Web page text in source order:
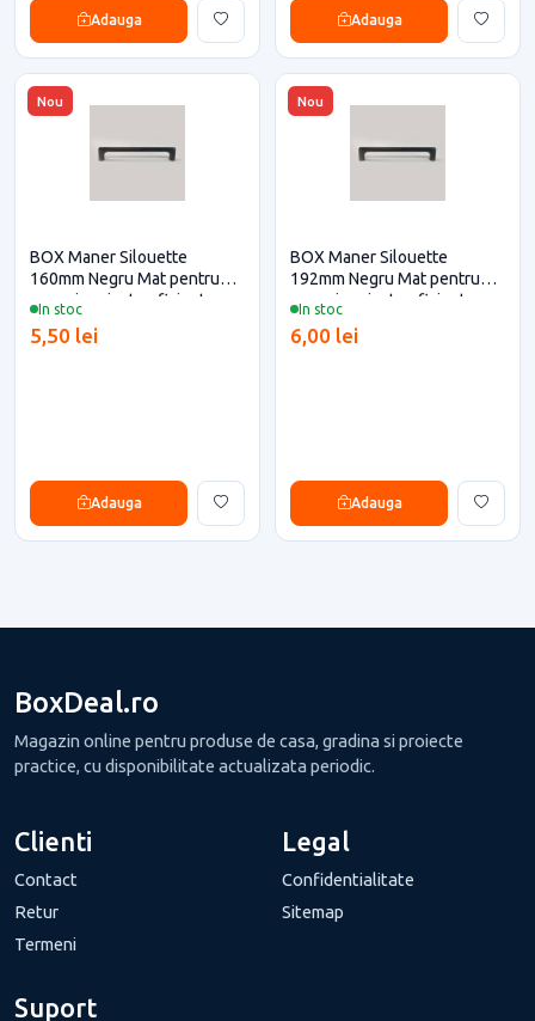
Adauga Adauga
Nou
In stoc
BOX Maner Silouette
160mm Negru Mat pentru
casa si proiecte eficiente
5,50 lei
Adauga
Nou
In stoc
BOX Maner Silouette
192mm Negru Mat pentru
casa si proiecte eficiente
6,00 lei
Adauga
BoxDeal.ro
Magazin online pentru produse de casa, gradina si proiecte
practice, cu disponibilitate actualizata periodic.
Clienti
Contact
Retur
Termeni
Legal
Confidentialitate
Sitemap
Suport